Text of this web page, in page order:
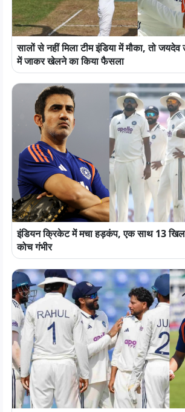
सालों से नहीं मिला टीम इंडिया में मौका, तो
में जाकर खेलने का किया फैसला
इंडियन क्रिकेट में मचा हड़कंप, एक साथ 13
कोच गंभीर